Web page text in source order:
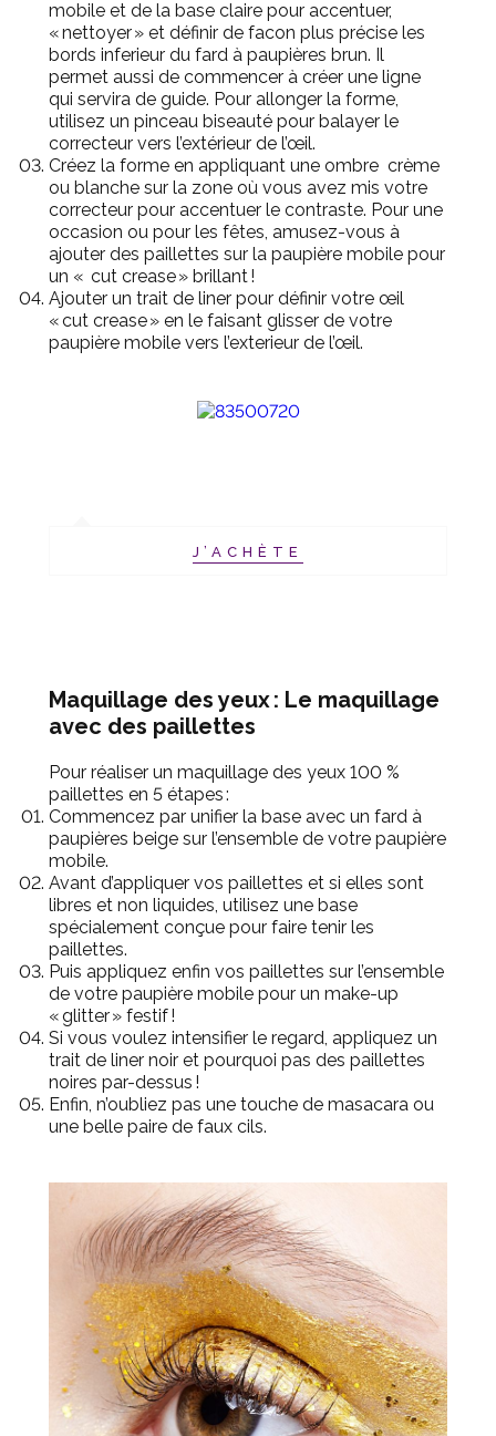
mobile et de la base claire pour accentuer,
« nettoyer » et définir de facon plus précise les
bords inferieur du fard à paupières brun. Il
permet aussi de commencer à créer une ligne
qui servira de guide. Pour allonger la forme,
utilisez un pinceau biseauté pour balayer le
correcteur vers l’extérieur de l’œil.
Créez la forme en appliquant une ombre crème
ou blanche sur la zone où vous avez mis votre
correcteur pour accentuer le contraste. Pour une
occasion ou pour les fêtes, amusez-vous à
ajouter des paillettes sur la paupière mobile pour
un « cut crease » brillant !
Ajouter un trait de liner pour définir votre œil
« cut crease » en le faisant glisser de votre
paupière mobile vers l’exterieur de l’œil.
J’ACHÈTE
Maquillage des yeux : Le maquillage
avec des paillettes
Pour réaliser un maquillage des yeux 100 %
paillettes en 5 étapes:
Commencez par unifier la base avec un fard à
paupières beige sur l’ensemble de votre paupière
mobile.
Avant d’appliquer vos paillettes et si elles sont
libres et non liquides, utilisez une base
spécialement conçue pour faire tenir les
paillettes.
Puis appliquez enfin vos paillettes sur l’ensemble
de votre paupière mobile pour un make-up
« glitter » festif !
Si vous voulez intensifier le regard, appliquez un
trait de liner noir et pourquoi pas des paillettes
noires par-dessus !
Enfin, n’oubliez pas une touche de masacara ou
une belle paire de faux cils.